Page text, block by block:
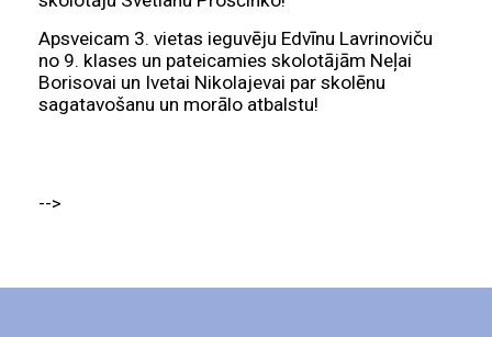
Apsveicam 3. vietas ieguvēju Edvīnu Lavrinoviču
no 9. klases un pateicamies skolotājām Neļai
Borisovai un Ivetai Nikolajevai par skolēnu
sagatavošanu un morālo atbalstu!
-->